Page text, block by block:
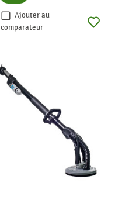
Ajouter au
comparateur